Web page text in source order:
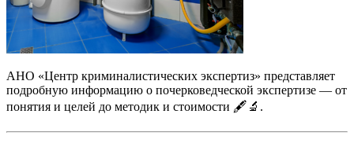
АНО «Центр криминалистических экспертиз» представляет
подробную информацию о почерковедческой экспертизе — от
понятия и целей до методик и стоимости 🖋️🔬.